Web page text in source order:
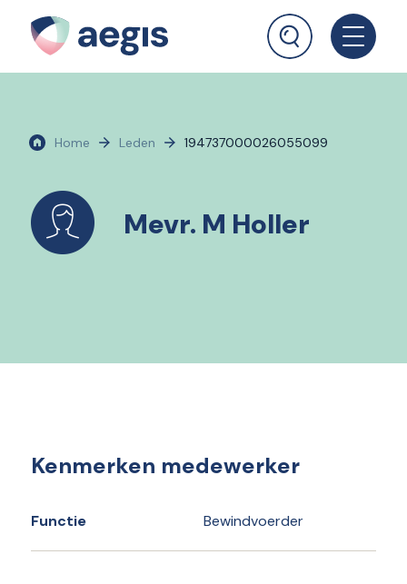
Home Leden 194737000026055099
Mevr. M Holler
Kenmerken medewerker
Functie Bewindvoerder